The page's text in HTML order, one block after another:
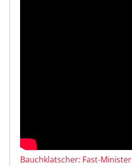
Bauchklatscher: Fast-Minister